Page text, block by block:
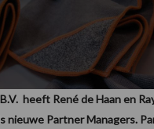
heeft René de Haan en
nieuwe Partner Managers.